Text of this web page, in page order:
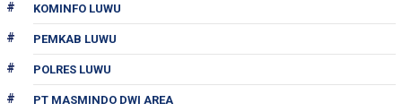
KOMINFO LUWU
PEMKAB LUWU
POLRES LUWU
PT MASMINDO DWI AREA